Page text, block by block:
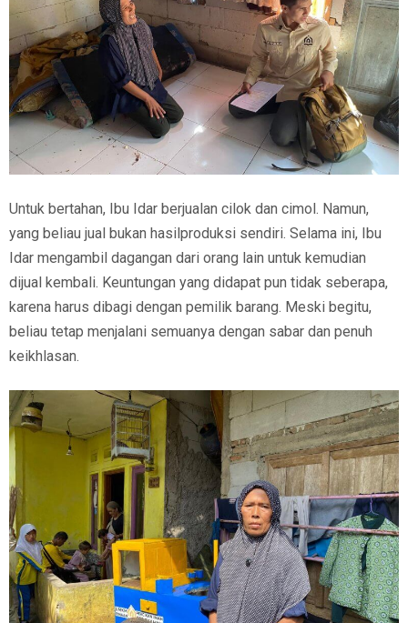
Untuk bertahan, Ibu Idar berjualan cilok dan cimol. Namun,
yang beliau jual bukan hasilproduksi sendiri. Selama ini, Ibu
Idar mengambil dagangan dari orang lain untuk kemudian
dijual kembali. Keuntungan yang didapat pun tidak seberapa,
karena harus dibagi dengan pemilik barang. Meski begitu,
beliau tetap menjalani semuanya dengan sabar dan penuh
keikhlasan.